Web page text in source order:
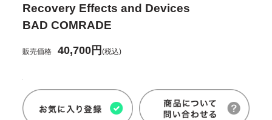
Recovery Effects and Devices
BAD COMRADE
販売価格 40,700円(税込)